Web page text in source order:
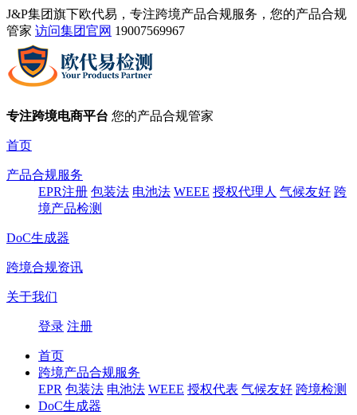
J&P集团旗下欧代易，专注跨境产品合规服务，您的产品合规
管家 访问集团官网 19007569967
专注跨境电商平台 您的产品合规管家
首页
产品合规服务
EPR注册 包装法 电池法 WEEE 授权代理人 气候友好 跨
境产品检测
DoC生成器
跨境合规资讯
关于我们
登录 注册
首页
跨境产品合规服务
EPR 包装法 电池法 WEEE 授权代表 气候友好 跨境检测
DoC生成器